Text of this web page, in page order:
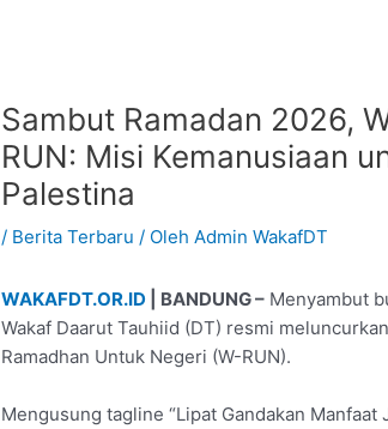
Sambut Ramadan 2026,
RUN: Misi Kemanusiaan
Palestina
/ Berita Terbaru / Oleh Admin WakafDT
WAKAFDT.OR.ID | BANDUNG – Menyambut
Wakaf Daarut Tauhiid (DT) resmi
Ramadhan Untuk Negeri (W-RUN).
Mengusung tagline “Lipat Gandakan